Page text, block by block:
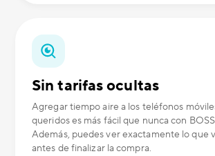
Sin tarifas ocultas
Agregar tiempo aire a los teléfonos
queridos es más fácil que nunca con
Además, puedes ver exactamente lo que
antes de finalizar la compra.